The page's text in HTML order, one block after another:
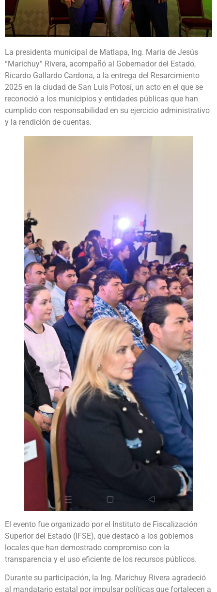
La presidenta municipal de Matlapa, Ing. Maria de Jesús
“Marichuy” Rivera, acompañó al Gobernador del Estado,
Ricardo Gallardo Cardona, a la entrega del Resarcimiento
2025 en la ciudad de San Luis Potosí, un acto en el que se
reconoció a los municipios y entidades públicas que han
cumplido con responsabilidad en su ejercicio administrativo
y la rendición de cuentas.
El evento fue organizado por el Instituto de Fiscalización
Superior del Estado (IFSE), que destacó a los gobiernos
locales que han demostrado compromiso con la
transparencia y el uso eficiente de los recursos públicos.
Durante su participación, la Ing. Marichuy Rivera agradeció
al mandatario estatal por impulsar políticas que fortalecen a